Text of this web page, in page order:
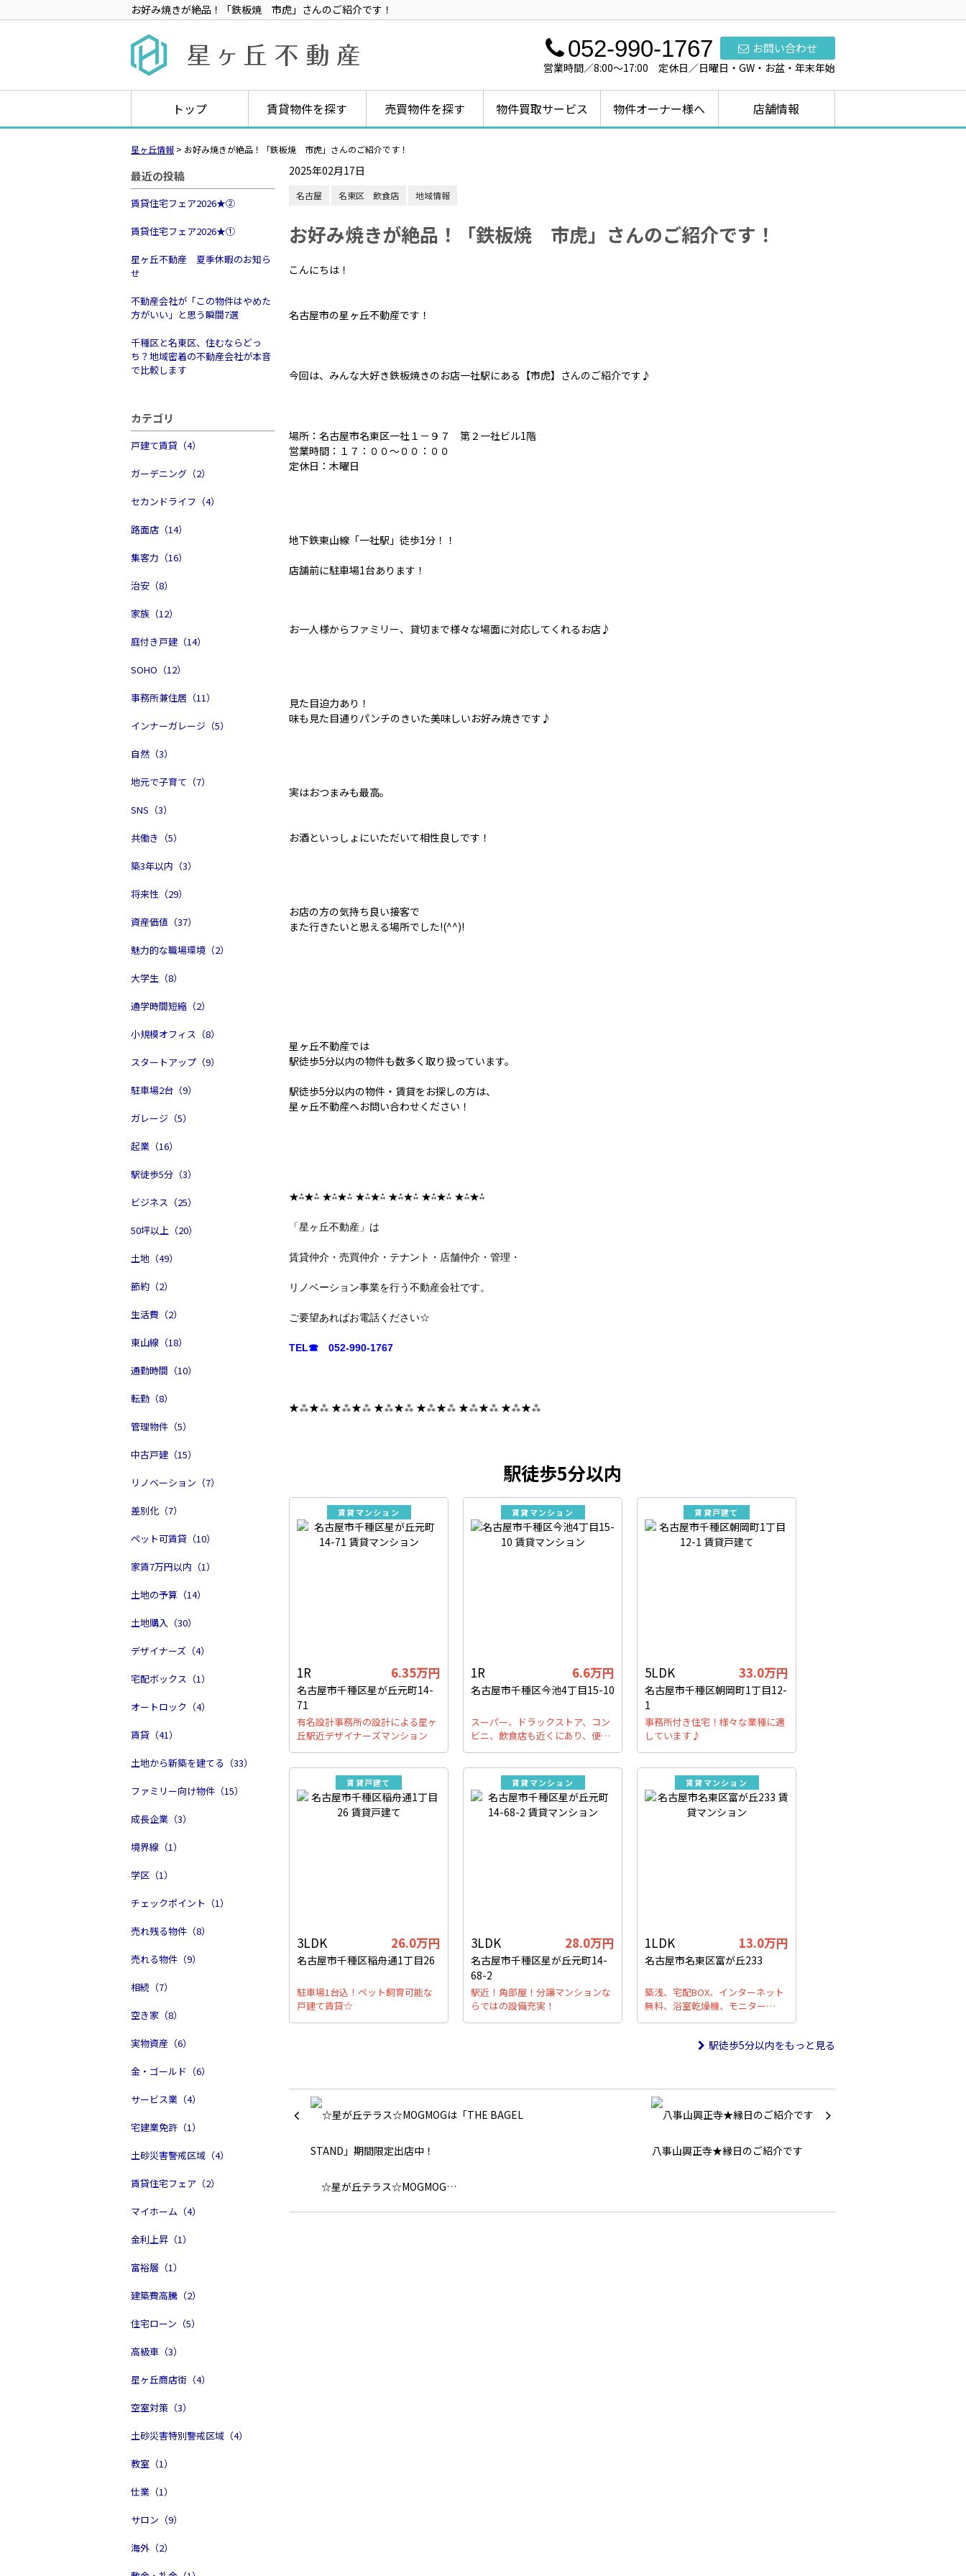
お好み焼きが絶品！「鉄板焼 市虎」さんのご紹介です！
お問い合わせ
052-990-1767
営業時間／8:00～17:00 定休日／日曜日・GW・お盆・年末年始
トップ 賃貸物件を探す 売買物件を探す 物件買取サービス 物件オーナー様へ 店舗情報
星ヶ丘情報 > お好み焼きが絶品！「鉄板焼 市虎」さんのご紹介です！
最近の投稿
賃貸住宅フェア2026★➁
賃貸住宅フェア2026★①
星ヶ丘不動産 夏季休暇のお知ら
せ
不動産会社が「この物件はやめた
方がいい」と思う瞬間7選
千種区と名東区、住むならどっ
ち？地域密着の不動産会社が本音
で比較します
カテゴリ
戸建て賃貸（4）
ガーデニング（2）
セカンドライフ（4）
路面店（14）
集客力（16）
治安（8）
家族（12）
庭付き戸建（14）
SOHO（12）
事務所兼住居（11）
インナーガレージ（5）
自然（3）
地元で子育て（7）
SNS（3）
共働き（5）
築3年以内（3）
将来性（29）
資産価値（37）
魅力的な職場環境（2）
大学生（8）
通学時間短縮（2）
小規模オフィス（8）
スタートアップ（9）
駐車場2台（9）
ガレージ（5）
起業（16）
駅徒歩5分（3）
ビジネス（25）
50坪以上（20）
土地（49）
節約（2）
生活費（2）
東山線（18）
通勤時間（10）
転勤（8）
管理物件（5）
中古戸建（15）
リノベーション（7）
差別化（7）
ペット可賃貸（10）
家賃7万円以内（1）
土地の予算（14）
土地購入（30）
デザイナーズ（4）
宅配ボックス（1）
オートロック（4）
賃貸（41）
土地から新築を建てる（33）
ファミリー向け物件（15）
成長企業（3）
境界線（1）
学区（1）
チェックポイント（1）
売れ残る物件（8）
売れる物件（9）
相続（7）
空き家（8）
実物資産（6）
金・ゴールド（6）
サービス業（4）
宅建業免許（1）
土砂災害警戒区域（4）
賃貸住宅フェア（2）
マイホーム（4）
金利上昇（1）
富裕層（1）
建築費高騰（2）
住宅ローン（5）
高級車（3）
星ヶ丘商店街（4）
空室対策（3）
土砂災害特別警戒区域（4）
教室（1）
仕業（1）
サロン（9）
海外（2）
2025年02月17日
名古屋 名東区 飲食店 地域情報
お好み焼きが絶品！「鉄板焼 市虎」さんのご紹介です！
こんにちは！
名古屋市の星ヶ丘不動産です！
今回は、みんな大好き鉄板焼きのお店一社駅にある【市虎】さんのご紹介です♪
場所：名古屋市名東区一社１－９７ 第２一社ビル1階
営業時間：１７：００～００：００
定休日：木曜日
地下鉄東山線「一社駅」徒歩1分！！
店舗前に駐車場1台あります！
お一人様からファミリー、貸切まで様々な場面に対応してくれるお店♪
見た目迫力あり！
味も見た目通りパンチのきいた美味しいお好み焼きです♪
実はおつまみも最高。
お酒といっしょにいただいて相性良しです！
お店の方の気持ち良い接客で
また行きたいと思える場所でした!(^^)!
星ヶ丘不動産では
駅徒歩5分以内の物件も数多く取り扱っています。
駅徒歩5分以内の物件・賃貸をお探しの方は、
星ヶ丘不動産へお問い合わせください！
★⁂★⁂ ★⁂★⁂ ★⁂★⁂ ★⁂★⁂ ★⁂★⁂ ★⁂★⁂
「星ヶ丘不動産」は
賃貸仲介・売買仲介・テナント・店舗仲介・管理・
リノベーション事業を行う不動産会社です。
ご要望あればお電話ください☆
TEL☎ 052-990-1767
★⁂★⁂ ★⁂★⁂ ★⁂★⁂ ★⁂★⁂ ★⁂★⁂ ★⁂★⁂
駅徒歩5分以内
賃貸マンション
1R 6.35万円
名古屋市千種区星が丘元町14-
71
有名設計事務所の設計による星ヶ
丘駅近デザイナーズマンション
賃貸マンション
1R 6.6万円
名古屋市千種区今池4丁目15-10
スーパー、ドラックストア、コン
ビニ、飲食店も近くにあり、便…
賃貸戸建て
5LDK 33.0万円
名古屋市千種区朝岡町1丁目12-
1
事務所付き住宅！様々な業種に適
しています♪
賃貸戸建て
3LDK 26.0万円
名古屋市千種区稲舟通1丁目26
駐車場1台込！ペット飼育可能な
戸建て賃貸☆
賃貸マンション
3LDK 28.0万円
名古屋市千種区星が丘元町14-
68-2
駅近！角部屋！分譲マンションな
らではの設備充実！
賃貸マンション
1LDK 13.0万円
名古屋市名東区富が丘233
築浅、宅配BOX、インターネット
無料、浴室乾燥機、モニター…
駅徒歩5分以内をもっと見る
☆星が丘テラス☆MOGMOG…
八事山興正寺★縁日のご紹介です